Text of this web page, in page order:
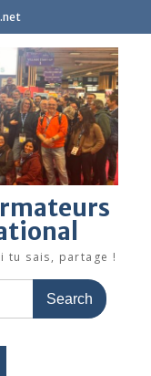
tu sais, partage !